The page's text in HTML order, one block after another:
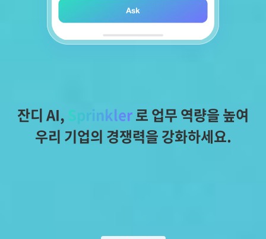
잔디 AI, Sprinkler 로 업무 역량을 높여
우리 기업의 경쟁력을 강화하세요.